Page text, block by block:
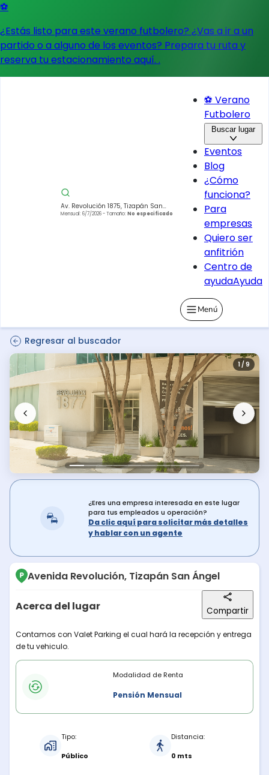
⚽
¿Estás listo para este verano futbolero? ¿Vas a ir a un
partido o a alguno de los eventos? Prepara tu ruta y
reserva tu estacionamiento aquí. .
Av. Revolución 1875, Tizapán San
Ángel, San Ángel, Álvaro Obregón,
Mensual: 6/7/2026- Tamaño: No especificado
⚽ Verano
Futbolero
Buscar lugar
Eventos
Blog
¿Cómo
funciona?
Para
empresas
Quiero ser
anfitrión
Centro de
ayudaAyuda
Menú
Regresar al buscador
1 / 9
¿Eres una empresa interesada en este lugar
para tus empleados u operación?
Da clic aquí para solicitar más detalles
y hablar con un agente
Avenida Revolución, Tizapán San Ángel
Acerca del lugar Compartir
Descripción del lugar
Contamos con Valet Parking el cual hará la recepción y entrega
de tu vehiculo.
Modalidades de rentaModalidad de Renta
Pensión Mensual
Tipo:
Público
Distancia:
0 mts